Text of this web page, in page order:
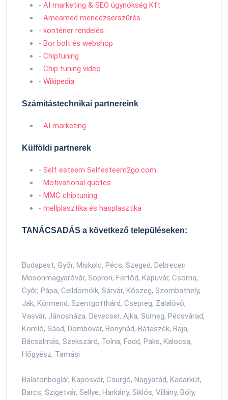
- AI marketing & SEO ügynökség Kft.
- Ameamed menedzserszűrés
- konténer rendelés
- Bor bolt és webshop
- Chiptuning
- Chip tuning video
- Wikipedia
Számítástechnikai partnereink
- AI marketing
Külföldi partnerek
- Self esteem Selfesteem2go.com
- Motivational quotes
- MMC chiptuning
- mellplasztika és hasplasztika
TANÁCSADÁS a következő településeken:
Budapest, Győr, Miskolc, Pécs, Szeged, Debrecen
Mosonmagyaróvár, Sopron, Fertőd, Kapuvár, Csorna,
Győr, Pápa, Celldömölk, Sárvár, Kőszeg, Szombathely,
Ják, Körmend, Szentgotthárd, Csepreg, Zalalövő,
Vasvár, Jánosháza, Devecser, Ajka, Sümeg, Pécsvárad,
Komló, Sásd, Dombóvár, Bonyhád, Bátaszék, Baja,
Bácsalmás, Szekszárd, Tolna, Fadd, Paks, Kalocsa,
Hőgyész, Tamási
Balatonboglár, Kaposvár, Csurgó, Nagyatád, Kadarkút,
Barcs, Szigetvár, Sellye, Harkány, Siklós, Villány, Bóly,